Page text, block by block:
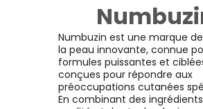
Truffes blanches de
qualité,
extraites du Piémont, en
infusées de
(vitamine E) pour
l'ingrédient signature de
: le Trufferol. Riches
antioxydants, les
Voir le produit
Numbuzin est une marque
la peau innovante, connue
formules puissantes et
conçues pour répondre aux
préoccupations cutanées
En combinant des